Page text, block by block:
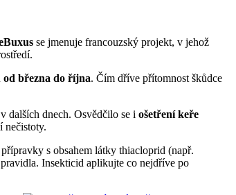
se jmenuje francouzský projekt, v jehož
od března do října. Čím dříve přítomnost škůdce
dalších dnech. Osvědčilo se i ošetření keře
nečistoty.
s obsahem látky thiacloprid (např.
Insekticid aplikujte co nejdříve po